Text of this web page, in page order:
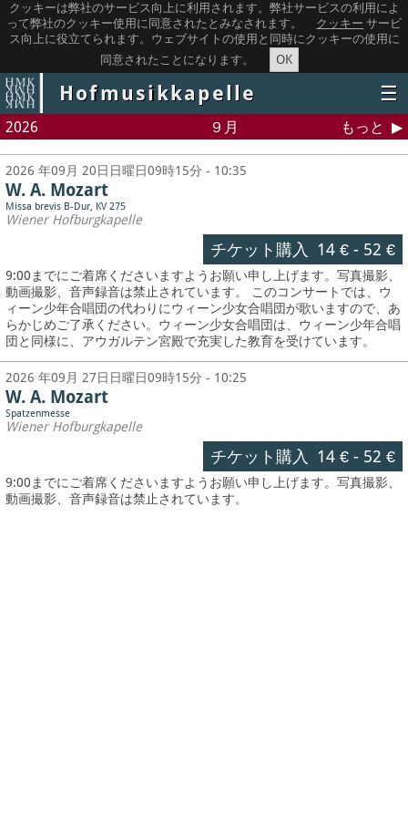
クッキーは弊社のサービス向上に利用されます。弊社サービスの利用によ
って弊社のクッキー使用に同意されたとみなされます。
クッキー サービ
ス向上に役立てられます。ウェブサイトの使用と同時にクッキーの使用に
同意されたことになります。
OK
Hofmusikkapelle ☰
2026 ９月 もっと
2026 年09月 20日日曜日09時15分 - 10:35
W. A. Mozart
Missa brevis B-Dur, KV 275
Wiener Hofburgkapelle
チケット購入 14 €- 52 €
9:00までにご着席くださいますようお願い申し上げます。写真撮影、
動画撮影、音声録音は禁止されています。 このコンサートでは、ウ
ィーン少年合唱団の代わりにウィーン少女合唱団が歌いますので、あ
らかじめご了承ください。ウィーン少女合唱団は、ウィーン少年合唱
団と同様に、アウガルテン宮殿で充実した教育を受けています。
2026 年09月 27日日曜日09時15分 - 10:25
W. A. Mozart
Spatzenmesse
Wiener Hofburgkapelle
チケット購入 14 €- 52 €
9:00までにご着席くださいますようお願い申し上げます。写真撮影、
動画撮影、音声録音は禁止されています。